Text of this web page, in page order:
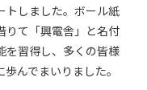
トしました。ボール紙
りて「興電舎」と名付
を習得し、多くの皆様
んでまいりました。